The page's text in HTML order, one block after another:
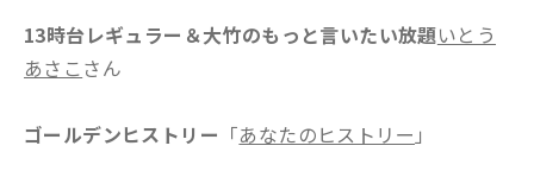
13時台レギュラー＆大竹のもっと言いたい放題いとう
あさこさん
ゴールデンヒストリー 「あなたのヒストリー 」